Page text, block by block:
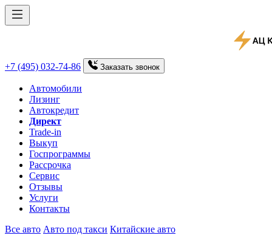
+7 (495) 032-74-86 Заказать звонок
Автомобили
Лизинг
Автокредит
Директ
Trade-in
Выкуп
Госпрограммы
Рассрочка
Сервис
Отзывы
Услуги
Контакты
Все авто Авто под такси Китайские авто